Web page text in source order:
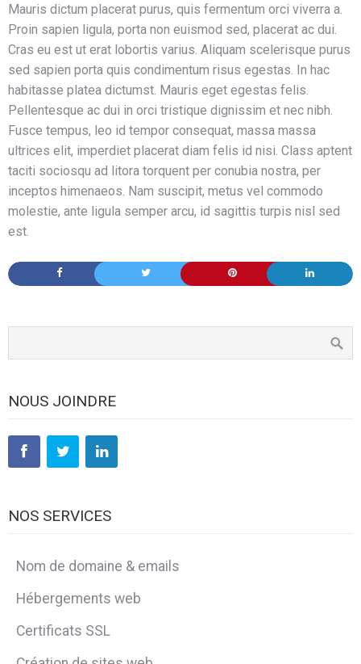
Mauris dictum placerat purus, quis fermentum orci viverra a.
Proin sapien ligula, porta non euismod sed, placerat ac dui.
Cras eu est ut erat lobortis varius. Aliquam scelerisque purus
sed sapien porta quis condimentum risus egestas. In hac
habitasse platea dictumst. Mauris eget egestas felis.
Pellentesque ac dui in orci tristique dignissim et nec nibh.
Fusce tempus, leo id tempor consequat, massa massa
ultrices elit, imperdiet placerat diam felis id nisi. Class aptent
taciti sociosqu ad litora torquent per conubia nostra, per
inceptos himenaeos. Nam suscipit, metus vel commodo
molestie, ante ligula semper arcu, id sagittis turpis nisl sed
est.
NOUS JOINDRE
NOS SERVICES
Nom de domaine & emails
Hébergements web
Certificats SSL